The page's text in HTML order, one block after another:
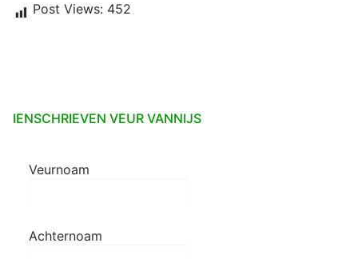
Post Views: 452
IENSCHRIEVEN VEUR VANNIJS
Veurnoam
Achternoam